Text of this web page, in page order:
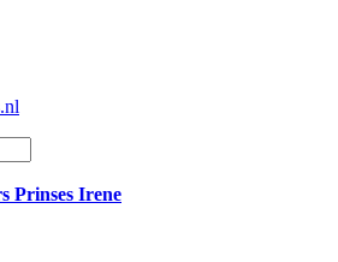
Prinses Irene